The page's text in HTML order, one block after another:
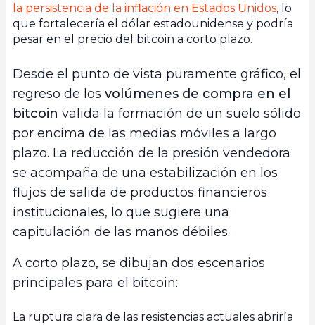
la persistencia de la inflación en Estados Unidos, lo
que fortalecería el dólar estadounidense y podría
pesar en el precio del bitcoin a corto plazo.
Desde el punto de vista puramente gráfico, el
regreso de los volúmenes de compra en el
bitcoin valida la formación de un suelo sólido
por encima de las medias móviles a largo
plazo. La reducción de la presión vendedora
se acompaña de una estabilización en los
flujos de salida de productos financieros
institucionales, lo que sugiere una
capitulación de las manos débiles.
A corto plazo, se dibujan dos escenarios
principales para el bitcoin:
La ruptura clara de las resistencias actuales abriría